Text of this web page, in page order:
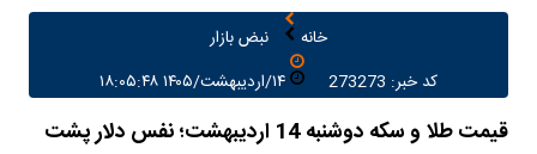
خانه
نبض بازار
کد خبر: 273273
قیمت طلا و سکه دوشنبه 14 اردیبهشت؛ نفس دلار پشت